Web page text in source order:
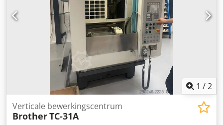
1 /2
Verticale bewerkingscentrum
BrotherTC-31A